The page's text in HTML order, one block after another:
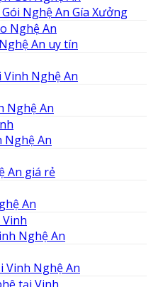
Nghệ An Gía Xưởng
An uy tín
Nghệ An
Nghệ An
Nghệ An
An giá rẻ
An
Nghệ An
Vinh Nghệ An